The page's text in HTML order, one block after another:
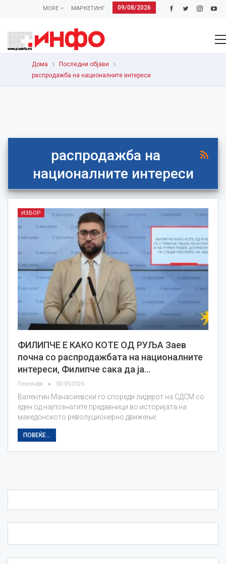
09/08/2026
МАРКЕТИНГ
MORE
Дома
Последни објави
распродажба на националните интереси
распродажба на
националните интереси
ИЗБОР
ФИЛИПЧЕ Е КАКО КОТЕ ОД РУЉА Заев
почна со распродажбата на националните
интереси, Филипче сака да ја…
Плусинфо 09/05/2026
Валентин Манасиевски го спореди лидерот на СДСМ со
еден од најпознатите предавници во историјата на
македонското револуционерно движење.
ПОВЕЌЕ...